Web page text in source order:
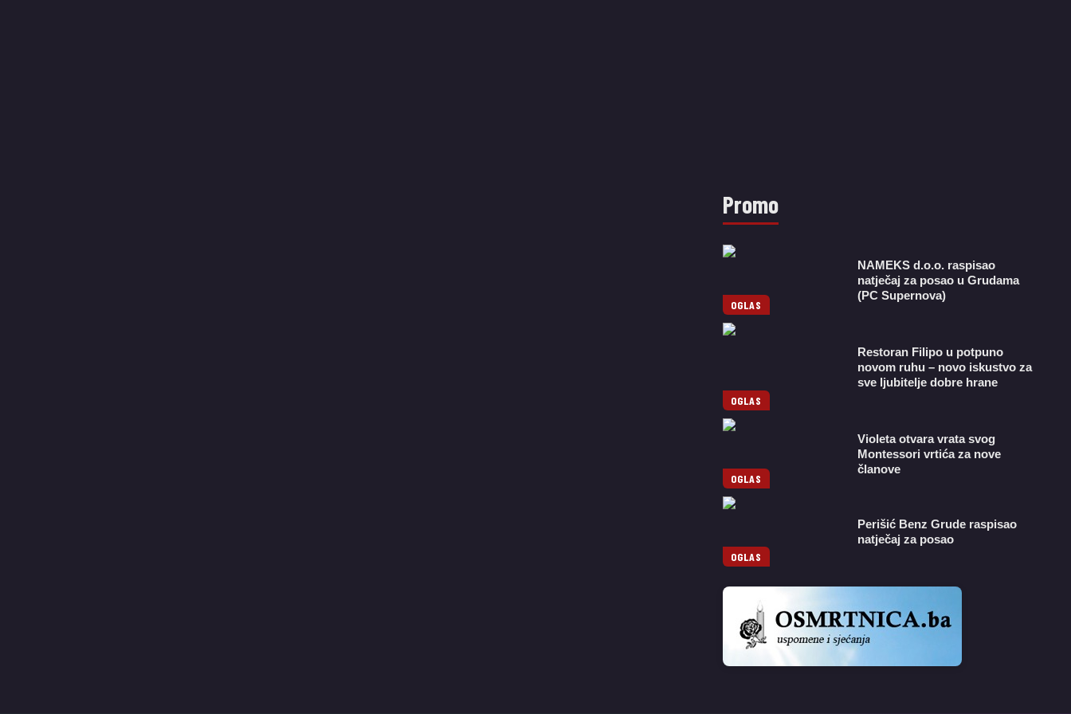
Promo
OGLAS
NAMEKS d.o.o. raspisao
natječaj za posao u Grudama
(PC Supernova)
OGLAS
Restoran Filipo u potpuno
novom ruhu – novo iskustvo za
sve ljubitelje dobre hrane
OGLAS
Violeta otvara vrata svog
Montessori vrtića za nove
članove
OGLAS
Perišić Benz Grude raspisao
natječaj za posao